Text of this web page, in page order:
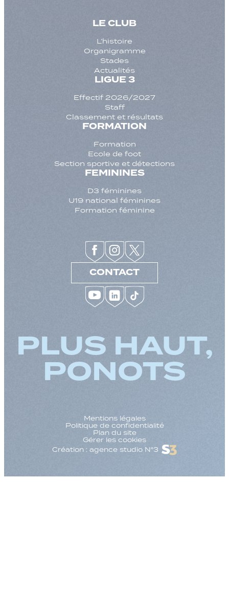
LE CLUB
L’histoire
Organigramme
Stades
Actualités
LIGUE 3
Effectif 2026/2027
Staff
Classement et résultats
FORMATION
Formation
Ecole de foot
Section sportive et détections
FEMININES
D3 féminines
U19 national féminines
Formation féminine
CONTACT
PLUS HAUT,
PONOTS
Mentions légales
Politique de confidentialité
Plan du site
Gérer les cookies
Création : agence studio N°3